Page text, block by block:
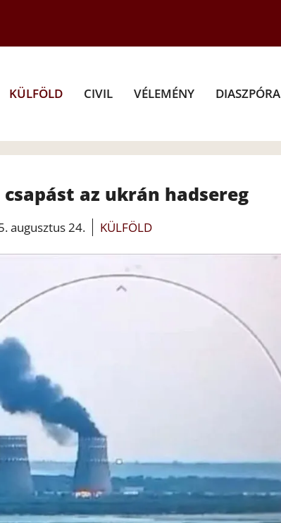
KÜLFÖLD CIVIL VÉLEMÉNY DIASZPÓRA
az ukrán hadsereg
augusztus 24. KÜLFÖLD